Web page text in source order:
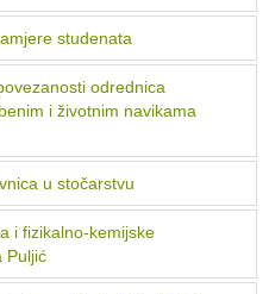
studenata
odrednica
i životnim navikama
u stočarstvu
i fizikalno-kemijske
Puljić